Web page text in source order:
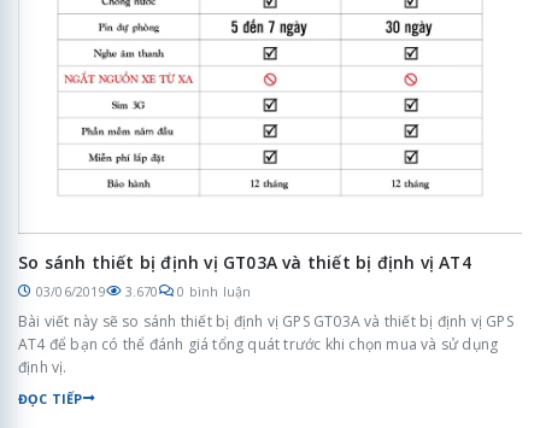
So sánh thiết bị định vị GT03A và thiết bị định vị AT4
03/06/2019 3.670 0 bình luận
Bài viết này sẽ so sánh thiết bị định vị GPS GT03A và thiết bị định vị GPS
AT4 để bạn có thể đánh giá tổng quát trước khi chọn mua và sử dụng
định vị.
ĐỌC TIẾP